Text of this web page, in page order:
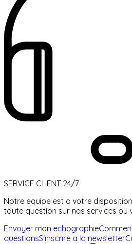
SERVICE CLIENT 24/7
Notre equipe est a votre
toute question sur nos services ou
Envoyer mon echographie
questionsS'inscrire a la newsletter